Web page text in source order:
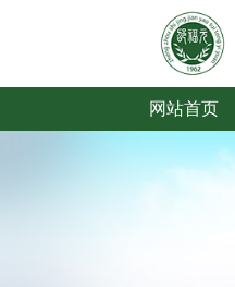
网站首页